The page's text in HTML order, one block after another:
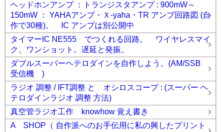
ヘッドホンアンプ ：トランジスタアンプ : 900mW～
150mW ： YAHAアンプ・Ｘ-yaha・TR アンプ回路図 (自
作で30種)。 IC アンプは別公開中
タイマーIC NE555 でつくれる回路。 ワイヤレスマイ
ク、ワンショット。遅延と発振。
ダブルスーパーヘテロダインを自作しよう。(AM/SSB
受信機 )
ラジオ 調整 / IFT調整 と オシロスコープ : (スーパー ヘ
テロダインラジオ 調整 方法)
真空管ラジオ工作 knowhow 覚え書き
A SHOP（ 自作派へのお手伝用に私の興したプリント